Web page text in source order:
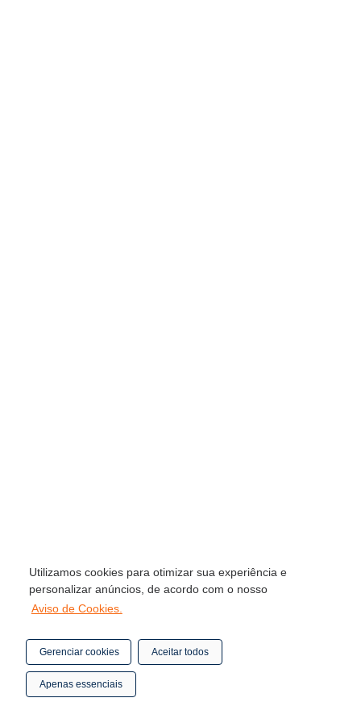
Utilizamos cookies para otimizar sua experiência e
personalizar anúncios, de acordo com o nosso
Aviso de Cookies.
Aceitar todos
Apenas essenciais
Gerenciar cookies